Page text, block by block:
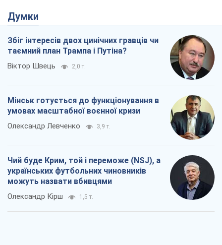
Думки
Збіг інтересів двох цинічних гравців чи
таємний план Трампа і Путіна?
Віктор Швець 2,0 т.
Мінськ готується до функціонування в
умовах масштабної воєнної кризи
Олександр Левченко 3,9 т.
Чий буде Крим, той і переможе (NSJ), а
українських футбольних чиновників
можуть назвати вбивцями
Олександр Кірш 1,5 т.